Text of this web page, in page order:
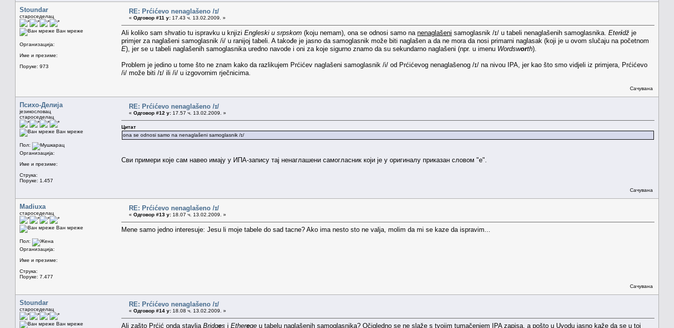
Stoundar
староседелац
Ван мреже
Организација:
Име и презиме:
Поруке: 973
RE: Prćićevo nenaglašeno /ɪ/
« Одговор #11 у: 17.43 ч. 13.02.2009. »
Ali koliko sam shvatio tu ispravku u knjizi Engleski u srpskom (koju nemam), ona se odnosi samo na nenaglašeni samoglasnik /ɪ/ u tabeli nenaglašenih samoglasnika. Eteridž je
primjer za naglašeni samoglasnik /i/ u ranijoj tabeli. A takođe je jasno da samoglasnik može biti naglašen a da ne mora da nosi primarni naglasak (koji je u ovom slučaju na početnom
E), jer se u tabeli naglašenih samoglasnika uredno navode i oni za koje sigurno znamo da su sekundarno naglašeni (npr. u imenu Wordsworth).
Problem je jedino u tome što ne znam kako da razlikujem Prćićev naglašeni samoglasnik /i/ od Prćićevog nenaglašenog /ɪ/ na nivou IPA, jer kao što smo vidjeli iz primjera, Prćićevo
/i/ može biti /ɪ/ ili /i/ u izgovornim rječnicima.
Сачувана
Психо-Делија
језикословац
староседелац
Ван мреже
Пол:
Организација:
Име и презиме:
Струка:
Поруке: 1.457
RE: Prćićevo nenaglašeno /ɪ/
« Одговор #12 у: 17.57 ч. 13.02.2009. »
Цитат
ona se odnosi samo na nenaglašeni samoglasnik /ɪ/
Сви примери које сам навео имају у ИПА-запису тај ненаглашени самогласник који је у оригиналу приказан словом "е".
Сачувана
Madiuxa
староседелац
Ван мреже
Пол:
Организација:
Име и презиме:
Струка:
Поруке: 7.477
RE: Prćićevo nenaglašeno /ɪ/
« Одговор #13 у: 18.07 ч. 13.02.2009. »
Mene samo jedno interesuje: Jesu li moje tabele do sad tacne? Ako ima nesto sto ne valja, molim da mi se kaze da ispravim...
Сачувана
Stoundar
староседелац
Ван мреже
RE: Prćićevo nenaglašeno /ɪ/
« Одговор #14 у: 18.08 ч. 13.02.2009. »
Ali zašto Prćić onda stavlja Bridges i Etherege u tabelu naglašenih samoglasnika? Očigledno se ne slaže s tvojim tumačenjem IPA zapisa, a pošto u Uvodu jasno kaže da se u toj